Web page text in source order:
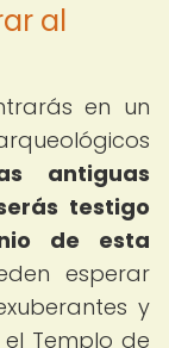
al
en un
antiguas
testigo
de esta
esperar
y
Templo de